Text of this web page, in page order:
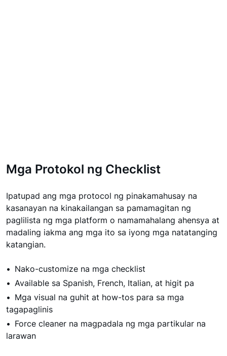
Mga Protokol ng Checklist
Ipatupad ang mga protocol ng pinakamahusay na
kasanayan na kinakailangan sa pamamagitan ng
paglilista ng mga platform o namamahalang ahensya at
madaling iakma ang mga ito sa iyong mga natatanging
katangian.
Nako-customize na mga checklist
Available sa Spanish, French, Italian, at higit pa
Mga visual na guhit at how-tos para sa mga
tagapaglinis
Force cleaner na magpadala ng mga partikular na
larawan